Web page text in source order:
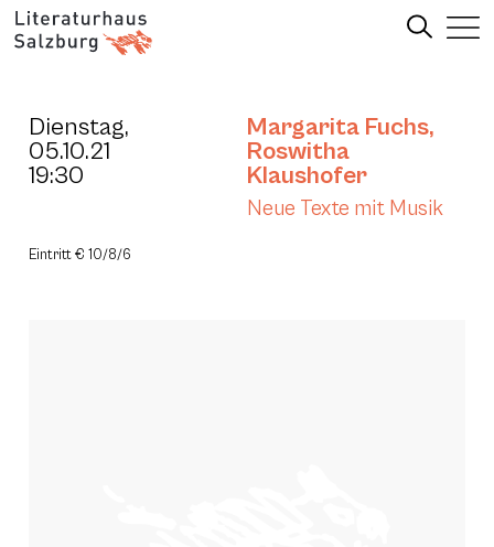
Dienstag,
05.10.21
19:30
Margarita Fuchs,
Roswitha
Klaushofer
Neue Texte mit Musik
Eintritt € 10/8/6